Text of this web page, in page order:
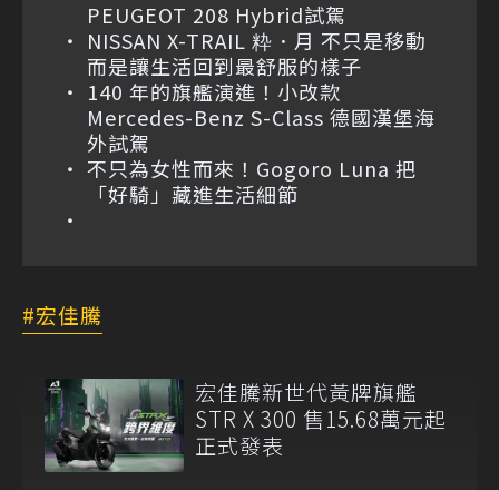
PEUGEOT 208 Hybrid試駕
NISSAN X-TRAIL 粋．月 不只是移動
而是讓生活回到最舒服的樣子
140 年的旗艦演進！小改款
Mercedes-Benz S-Class 德國漢堡海
外試駕
不只為女性而來！Gogoro Luna 把
「好騎」藏進生活細節
宏佳騰
宏佳騰新世代黃牌旗艦
STR X 300 售15.68萬元起
正式發表